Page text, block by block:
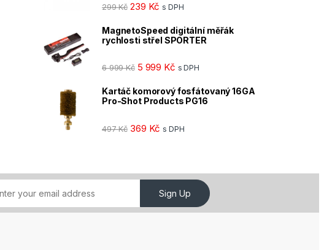
299Kč 239 Kč s DPH
MagnetoSpeed digitální měřák
rychlosti střel SPORTER
6 999Kč 5 999 Kč s DPH
Kartáč komorový fosfátovaný 16GA
Pro-Shot Products PG16
497Kč 369 Kč s DPH
Sign Up